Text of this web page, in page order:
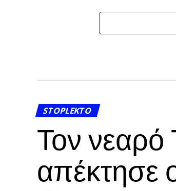
STOPLEKTO
Τον
απέκτησε